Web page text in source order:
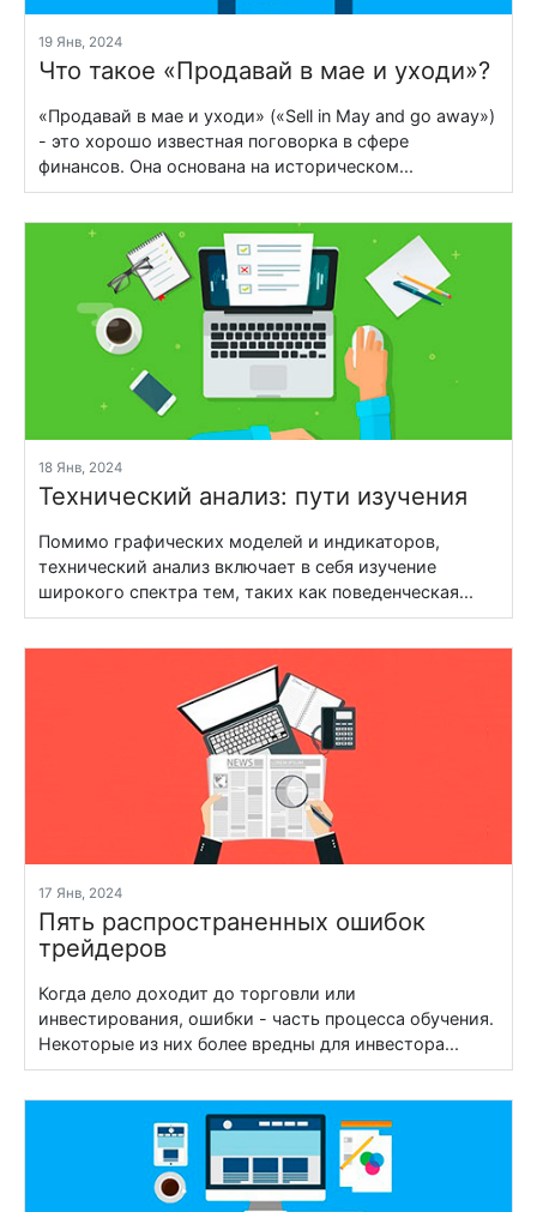
19 Янв, 2024
Что такое «Продавай в мае и уходи»?
«Продавай в мае и уходи» («Sell in May and go away»)
- это хорошо известная поговорка в сфере
финансов. Она основана на историческом...
18 Янв, 2024
Технический анализ: пути изучения
Помимо графических моделей и индикаторов,
технический анализ включает в себя изучение
широкого спектра тем, таких как поведенческая...
17 Янв, 2024
Пять распространенных ошибок
трейдеров
Когда дело доходит до торговли или
инвестирования, ошибки - часть процесса обучения.
Некоторые из них более вредны для инвестора...